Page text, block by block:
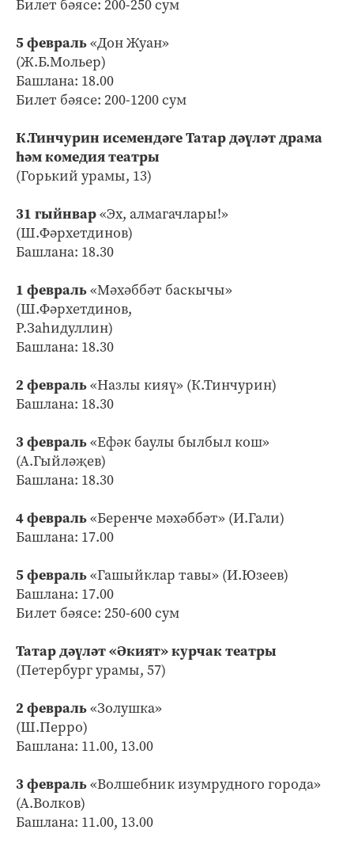
Билет бәясе: 200-250 сум
5 февраль«Дон Жуан»
(Ж.Б.Мольер)
Башлана: 18.00
Билет бәясе: 200-1200 сум
К.Тинчурин исемендәге Татар дәүләт драма
һәм комедия театры
(Горький урамы, 13)
31 гыйнвар«Эх, алмагачлары!»
(Ш.Фәрхетдинов)
Башлана: 18.30
1 февраль«Мәхәббәт баскычы»
(Ш.Фәрхетдинов,
Р.Заһидуллин)
Башлана: 18.30
2 февраль«Назлы кияү» (К.Тинчурин)
Башлана: 18.30
3 февраль«Ефәк баулы былбыл кош»
(А.Гыйләҗев)
Башлана: 18.30
4 февраль«Беренче мәхәббәт» (И.Гали)
Башлана: 17.00
5 февраль«Гашыйклар тавы» (И.Юзеев)
Башлана: 17.00
Билет бәясе: 250-600 сум
Татар дәүләт «Әкият» курчак театры
(Петербург урамы, 57)
2 февраль«Золушка»
(Ш.Перро)
Башлана: 11.00, 13.00
3 февраль«Волшебник изумрудного города»
(А.Волков)
Башлана: 11.00, 13.00